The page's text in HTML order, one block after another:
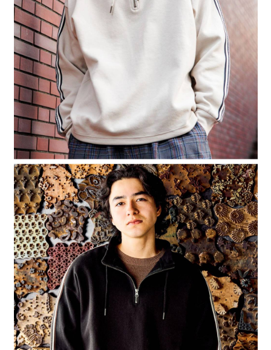
由本公司與您本人進行分期帳單所需資料之確認、核對及更正。
3.完整用戶服務條款，請詳閱以下連結：
https://oppay.tw/userRule
客戶支援中心」https://netprotections.freshdesk.com/support/home
【注意事項】
１．透過由恩沛科技股份有限公司提供之「AFTEE先享後付」服務完成之交
易，需依本服務之必要範圍內提供個人資料，並將交易相關給付款項請求債
權轉讓予恩沛科技股份有限公司。
２．關於個人資料處理事宜，請瀏覽以下網址：
https://aftee.tw/terms/#terms3
３．未成年的使用者請事先徵得法定代理人或監護人之同意方可使用
「AFTEE先享後付」，若未經同意申辦者引起之損失，本公司不負相關責
任。
４．使用「AFTEE先享後付」時，將依據個別帳號之用戶狀況，依本公司即
時審查核予不同之上限額度；若仍有額度不足之情形，本公司將視審查結果
請求用戶進行身份認證。
５．嚴禁一人註冊多個帳號或使用他人資訊註冊。若發現惡意使用之情形，
恩沛科技股份有限公司將有權停止該用戶之使用額度並採取法律行動。
宅配
每筆NT$80，滿NT$1,500(含以上)免運費